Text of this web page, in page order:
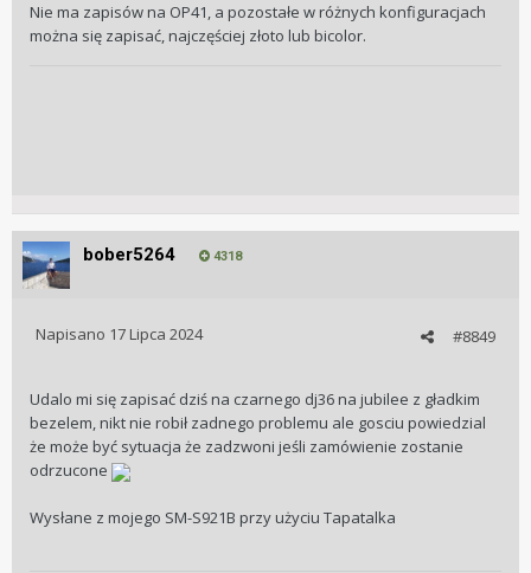
Nie ma zapisów na OP41, a pozostałe w różnych konfiguracjach
można się zapisać, najczęściej złoto lub bicolor.
bober5264 4318
#8849
Napisano 17 Lipca 2024
Udalo mi się zapisać dziś na czarnego dj36 na jubilee z gładkim
bezelem, nikt nie robił zadnego problemu ale gosciu powiedzial
że może być sytuacja że zadzwoni jeśli zamówienie zostanie
odrzucone
Wysłane z mojego SM-S921B przy użyciu Tapatalka